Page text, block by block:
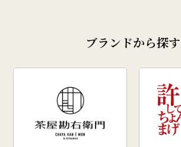
ブランドから探す